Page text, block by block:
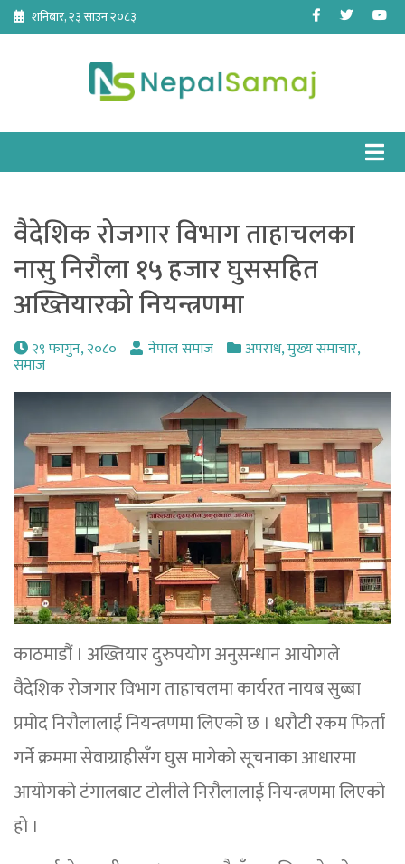
Skip
content
शनिबार, २३ साउन २०८३ Facebook
Twitter
वैदेशिक रोजगार विभाग ताहाचलका
नासु निरौला १५ हजार घुससहित
अख्तियारको नियन्त्रणमा
२९ फागुन, २०८० नेपाल समाज अपराध,मुख्य समाचार,
समाज
काठमाडौं । अख्तियार दुरुपयोग अनुसन्धान आयोगले
वैदेशिक रोजगार विभाग ताहाचलमा कार्यरत नायब सुब्बा
प्रमोद निरौलालाई नियन्त्रणमा लिएको छ । धरौटी रकम फिर्ता
गर्ने क्रममा सेवाग्राहीसँग घुस मागेको सूचनाका आधारमा
आयोगको टंगालबाट टोलीले निरौलालाई नियन्त्रणमा लिएको
हो ।